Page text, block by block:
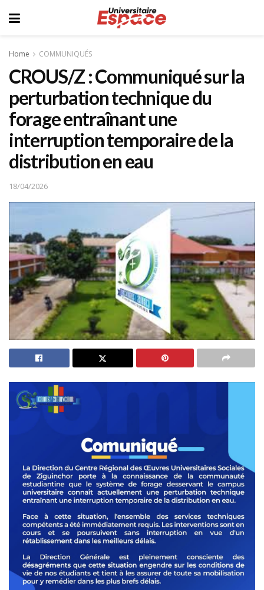
Home COMMUNIQUÉS
CROUS/Z : Communiqué sur la
perturbation technique du
forage entraînant une
interruption temporaire de la
distribution en eau
18/04/2026